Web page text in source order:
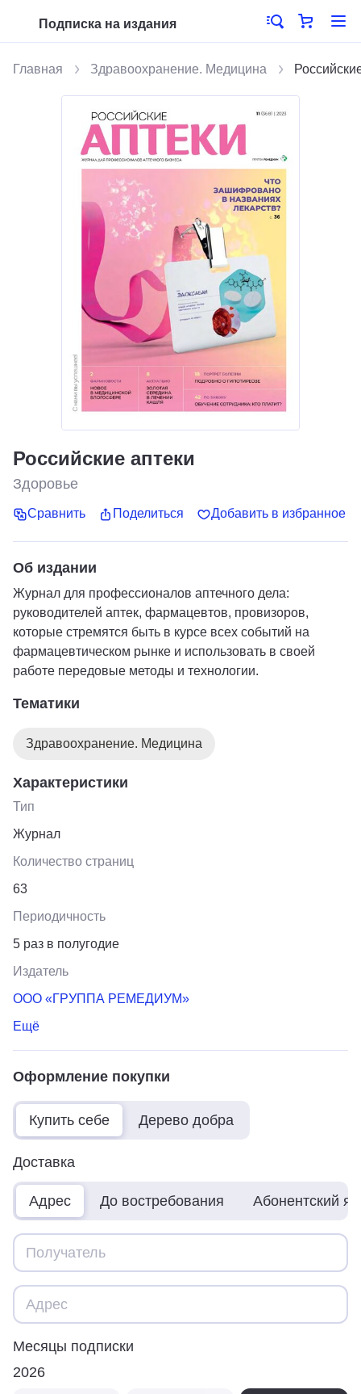
Подписка на издания
Главная Здравоохранение. Медицина
Российские аптеки
Здоровье
Сравнить Поделиться Добавить в избранное
Об издании
Журнал для профессионалов аптечного дела:
руководителей аптек, фармацевтов, провизоров,
которые стремятся быть в курсе всех событий на
фармацевтическом рынке и использовать в своей
работе передовые методы и технологии.
Тематики
Здравоохранение. Медицина
Характеристики
Тип
Журнал
Количество страниц
63
Периодичность
5 раз в полугодие
Издатель
ООО «ГРУППА РЕМЕДИУМ»
Ещё
Оформление покупки
Купить себе Дерево добра
Доставка
Адрес До востребования Абонентский
Месяцы подписки
2026